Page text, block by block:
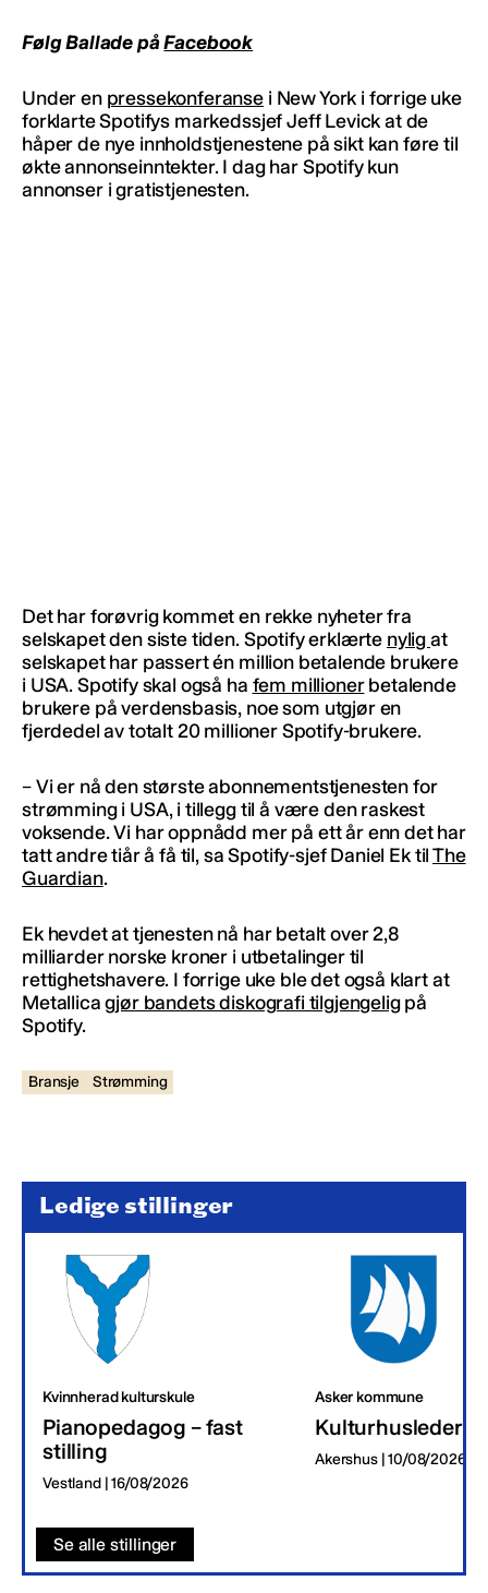
Følg Ballade påFacebook
Under en pressekonferanse i New York i forrige uke
forklarte Spotifys markedssjef Jeff Levick at de
håper de nye innholdstjenestene på sikt kan føre til
økte annonseinntekter. I dag har Spotify kun
annonser i gratistjenesten.
Det har forøvrig kommet en rekke nyheter fra
selskapet den siste tiden. Spotify erklærte nyligat
selskapet har passert én million betalende brukere
i USA. Spotify skal også ha fem millionerbetalende
brukere på verdensbasis, noe som utgjør en
fjerdedel av totalt 20 millioner Spotify-brukere.
– Vi er nå den største abonnementstjenesten for
strømming i USA, i tillegg til å være den raskest
voksende. Vi har oppnådd mer på ett år enn det har
tatt andre tiår å få til, sa Spotify-sjef Daniel Ek tilThe
Guardian.
Ek hevdet at tjenesten nå har betalt over 2,8
milliarder norske kroner i utbetalinger til
rettighetshavere. I forrige uke ble det også klart at
Metallicagjør bandets diskografi tilgjengeligpå
Spotify.
Bransje Strømming
Ledige stillinger
Kvinnherad kulturskule
Pianopedagog – fast
stilling
Vestland | 16/08/2026
Asker kommune
Kulturhusleder
Akershus | 10/08/2026
Se alle stillinger